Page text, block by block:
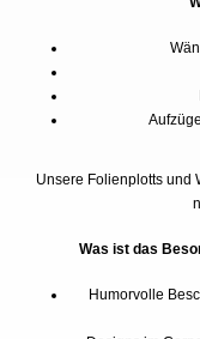
Unsere Folienplotts und
Was ist das
Humorvolle